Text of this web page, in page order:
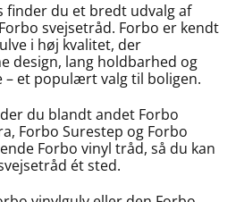
finder du et bredt udvalg af
svejsetråd. Forbo er kendt
i høj kvalitet, der
design, lang holdbarhed og
– et populært valg til boligen.
du blandt andet Forbo
Forbo Surestep og Forbo
Forbo vinyl tråd, så du kan
ét sted.